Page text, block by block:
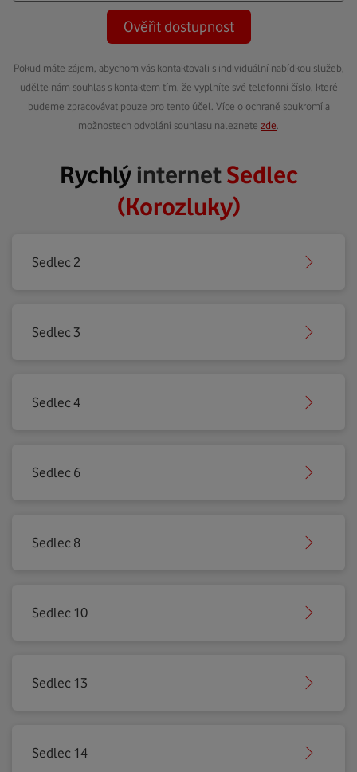
Ověřit dostupnost
Pokud máte zájem, abychom vás kontaktovali s individuální nabídkou služeb,
udělte nám souhlas s kontaktem tím, že vyplníte své telefonní číslo, které
budeme zpracovávat pouze pro tento účel. Více o ochraně soukromí a
možnostech odvolání souhlasu naleznete zde
RychlýinternetSedlec
(Korozluky)
Sedlec 2
Sedlec 3
Sedlec 4
Sedlec 6
Sedlec 8
Sedlec 10
Sedlec 13
Sedlec 14